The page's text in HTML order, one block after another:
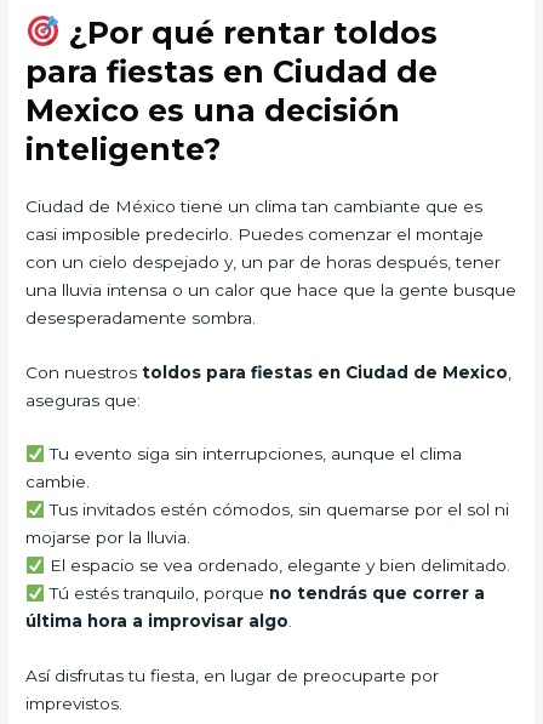
¿Por qué rentar toldos
para fiestas en Ciudad de
Mexico es una decisión
inteligente?
Ciudad de México tiene un clima tan cambiante que es
casi imposible predecirlo. Puedes comenzar el montaje
con un cielo despejado y, un par de horas después, tener
una lluvia intensa o un calor que hace que la gente busque
desesperadamente sombra.
Con nuestrostoldos para fiestas en Ciudad de Mexico
aseguras que:
Tu evento siga sin interrupciones, aunque el clima
cambie.
Tus invitados estén cómodos, sin quemarse por el sol ni
mojarse por la lluvia.
El espacio se vea ordenado, elegante y bien delimitado.
Tú estés tranquilo, porque no tendrás que correr a
última hora a improvisar algo.
Así disfrutas tu fiesta, en lugar de preocuparte por
imprevistos.